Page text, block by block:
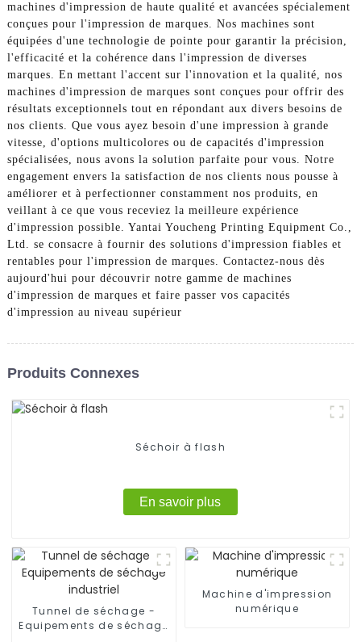
machines d'impression de haute qualité et avancées spécialement
conçues pour l'impression de marques. Nos machines sont
équipées d'une technologie de pointe pour garantir la précision,
l'efficacité et la cohérence dans l'impression de diverses
marques. En mettant l'accent sur l'innovation et la qualité, nos
machines d'impression de marques sont conçues pour offrir des
résultats exceptionnels tout en répondant aux divers besoins de
nos clients. Que vous ayez besoin d'une impression à grande
vitesse, d'options multicolores ou de capacités d'impression
spécialisées, nous avons la solution parfaite pour vous. Notre
engagement envers la satisfaction de nos clients nous pousse à
améliorer et à perfectionner constamment nos produits, en
veillant à ce que vous receviez la meilleure expérience
d'impression possible. Yantai Youcheng Printing Equipment Co.,
Ltd. se consacre à fournir des solutions d'impression fiables et
rentables pour l'impression de marques. Contactez-nous dès
aujourd'hui pour découvrir notre gamme de machines
d'impression de marques et faire passer vos capacités
d'impression au niveau supérieur
Produits Connexes
Séchoir à flash
En savoir plus
Tunnel de séchage -
Equipements de séchage
Machine d'impression
numérique